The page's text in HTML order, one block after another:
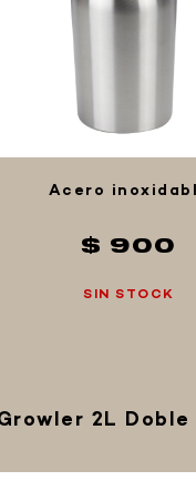
Acero
$ 900
SIN STOCK
2L